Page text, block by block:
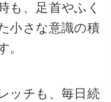
も、足首やふく
小さな意識の積
。
ッチも、毎日続